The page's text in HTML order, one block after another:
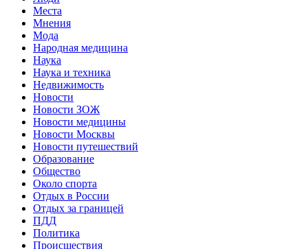
Места
Мнения
Мода
Народная медицина
Наука
Наука и техника
Недвижимость
Новости
Новости ЗОЖ
Новости медицины
Новости Москвы
Новости путешествий
Образование
Общество
Около спорта
Отдых в России
Отдых за границей
ПДД
Политика
Происшествия